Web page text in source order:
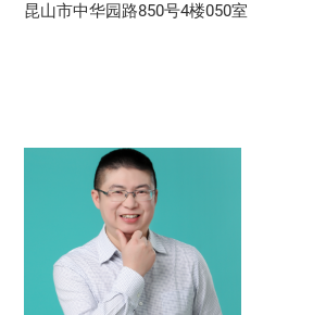
昆山市中华园路850号4楼050室